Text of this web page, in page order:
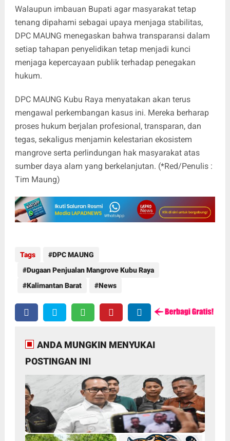
Walaupun imbauan Bupati agar masyarakat tetap
tenang dipahami sebagai upaya menjaga stabilitas,
DPC MAUNG menegaskan bahwa transparansi dalam
setiap tahapan penyelidikan tetap menjadi kunci
menjaga kepercayaan publik terhadap penegakan
hukum.
DPC MAUNG Kubu Raya menyatakan akan terus
mengawal perkembangan kasus ini. Mereka berharap
proses hukum berjalan profesional, transparan, dan
tegas, sekaligus menjamin kelestarian ekosistem
mangrove serta perlindungan hak masyarakat atas
sumber daya alam yang berkelanjutan. (*Red/Penulis :
Tim Maung)
Tags
DPC MAUNG
Dugaan Penjualan Mangrove Kubu Raya
Kalimantan Barat
News
ANDA MUNGKIN MENYUKAI
POSTINGAN INI